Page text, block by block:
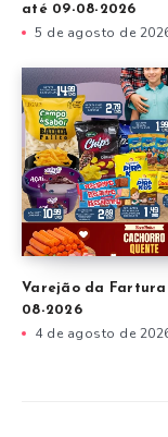
até 09-08-2026
5 de agosto de
Varejão da Fartura
08-2026
4 de agosto de